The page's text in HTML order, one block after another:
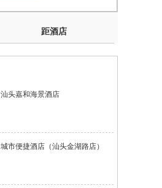
距酒店
汕头嘉和海景酒店
城市便捷酒店（汕头金湖路店）